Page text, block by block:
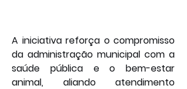
A iniciativa reforça o compromisso
da administração municipal com a
saúde pública e o bem-estar
animal, aliando atendimento